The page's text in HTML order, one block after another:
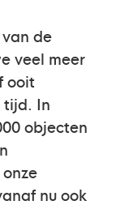
de
veel meer
ooit
tijd. In
objecten
nu ook